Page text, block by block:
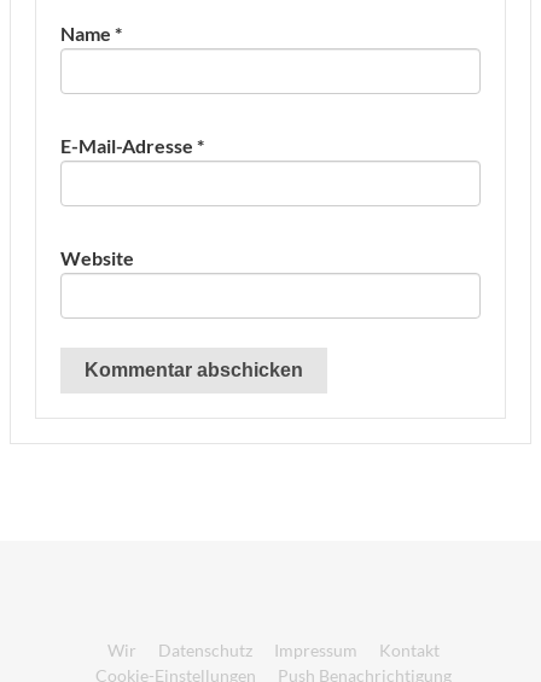
Name *
E-Mail-Adresse *
Website
Wir Datenschutz Impressum
Kontakt
Cookie-Einstellungen
Push Benachrichtigung